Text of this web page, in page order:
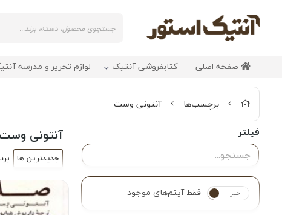
صفحه اصلی کتابفروشی آنتیک لوازم تحریر و مدرسه
برچسب‌ها آنتونی وست
فیلتر
بله خیر فقط آیتم‌های موجود
آنتونی وست
جدیدترین ها